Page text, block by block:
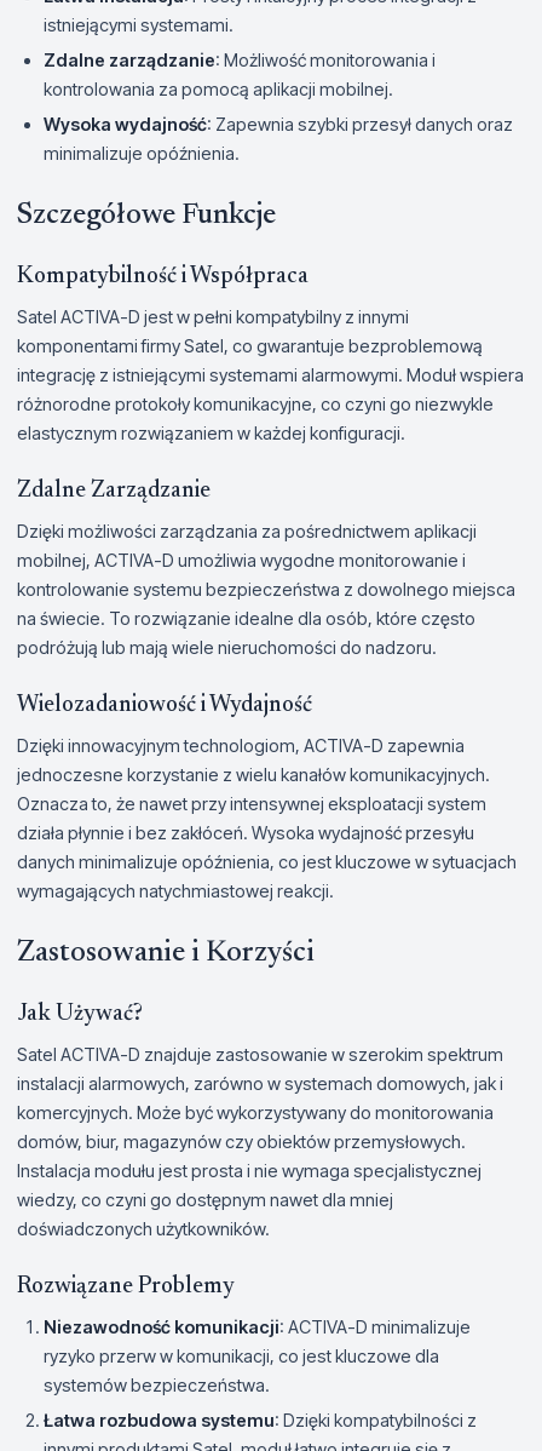
istniejącymi systemami.
Zdalne zarządzanie: Możliwość monitorowania i
kontrolowania za pomocą aplikacji mobilnej.
Wysoka wydajność: Zapewnia szybki przesył danych oraz
minimalizuje opóźnienia.
Szczegółowe Funkcje
Kompatybilność i Współpraca
Satel ACTIVA-D jest w pełni kompatybilny z innymi
komponentami firmy Satel, co gwarantuje bezproblemową
integrację z istniejącymi systemami alarmowymi. Moduł wspiera
różnorodne protokoły komunikacyjne, co czyni go niezwykle
elastycznym rozwiązaniem w każdej konfiguracji.
Zdalne Zarządzanie
Dzięki możliwości zarządzania za pośrednictwem aplikacji
mobilnej, ACTIVA-D umożliwia wygodne monitorowanie i
kontrolowanie systemu bezpieczeństwa z dowolnego miejsca
na świecie. To rozwiązanie idealne dla osób, które często
podróżują lub mają wiele nieruchomości do nadzoru.
Wielozadaniowość i Wydajność
Dzięki innowacyjnym technologiom, ACTIVA-D zapewnia
jednoczesne korzystanie z wielu kanałów komunikacyjnych.
Oznacza to, że nawet przy intensywnej eksploatacji system
działa płynnie i bez zakłóceń. Wysoka wydajność przesyłu
danych minimalizuje opóźnienia, co jest kluczowe w sytuacjach
wymagających natychmiastowej reakcji.
Zastosowanie i Korzyści
Jak Używać?
Satel ACTIVA-D znajduje zastosowanie w szerokim spektrum
instalacji alarmowych, zarówno w systemach domowych, jak i
komercyjnych. Może być wykorzystywany do monitorowania
domów, biur, magazynów czy obiektów przemysłowych.
Instalacja modułu jest prosta i nie wymaga specjalistycznej
wiedzy, co czyni go dostępnym nawet dla mniej
doświadczonych użytkowników.
Rozwiązane Problemy
Niezawodność komunikacji: ACTIVA-D minimalizuje
ryzyko przerw w komunikacji, co jest kluczowe dla
systemów bezpieczeństwa.
Łatwa rozbudowa systemu: Dzięki kompatybilności z